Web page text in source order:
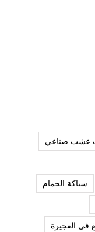
عشب صناعي
سباكة الحمام
في الفجيرة